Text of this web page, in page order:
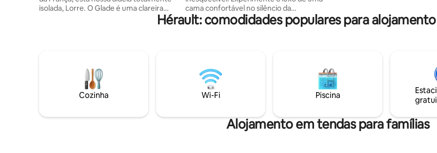
isolada, Lorre. O Glade é uma clareira
florestal completamente privada, situada
acima da aldeia, com uma tenda de sino
árvores, uma banheira de
hidromassagem alimentada por
nascentes a lenha, floresta sinuosa e
caminhadas à beira do riacho e vistas
cama confortável no silêncio da
natureza. As 2 tendas estão localizadas
em um prado em um vale com vista para
cozinha ao ar livre com todas as
comodidades a 80 metros de distância.
Perto das tendas, há um delicioso
chuveiro ao ar livre com pia.
de Arles & St Maries de la Mer, a
minutos do GdMotte. No
Hérault: comodidades populares para
Cozinha Wi-Fi Piscina
Alojamento em tendas para famílias